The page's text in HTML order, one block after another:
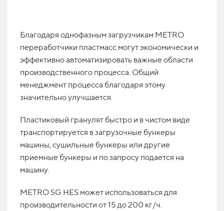
Благодаря однофазным загрузчикам METRO
переработчики пластмасс могут экономически и
эффективно автоматизировать важные области
производственного процесса. Общий
менеджмент процесса благодаря этому
значительно улучшается.
Пластиковый гранулят быстро и в чистом виде
транспортируется в загрузочные бункеры
машины, сушильные бункеры или другие
приемные бункеры и по запросу подается на
машину.
METRO SG HES может использоваться для
производительности от 15 до 200 кг/ч.